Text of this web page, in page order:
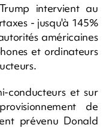
intervient au
- jusqu'à 145%
américaines
et ordinateurs
conducteurs et sur
de
prévenu Donald